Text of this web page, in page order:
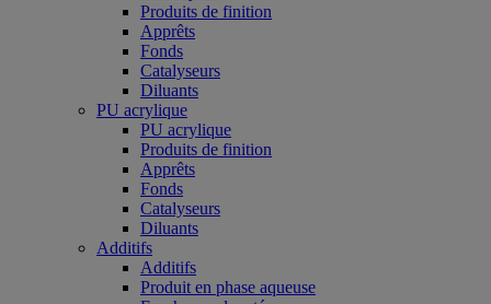
Produits de finition
Apprêts
Fonds
Catalyseurs
Diluants
PU acrylique
PU acrylique
Produits de finition
Apprêts
Fonds
Catalyseurs
Diluants
Additifs
Additifs
Produit en phase aqueuse